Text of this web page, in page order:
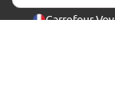
Carrefour